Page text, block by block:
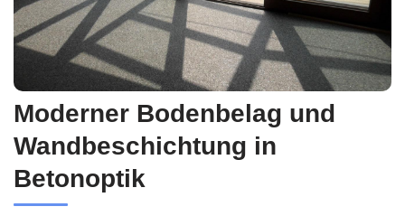
Moderner Bodenbelag und
Wandbeschichtung in
Betonoptik